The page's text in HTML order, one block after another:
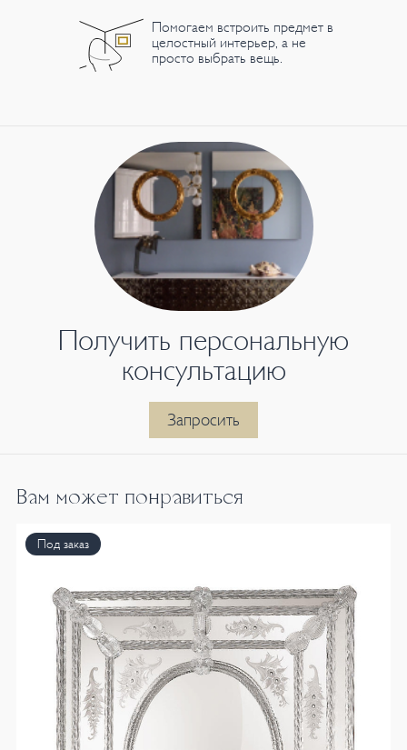
Помогаем встроить предмет в
целостный интерьер, а не
просто выбрать вещь.
Получить персональную
консультацию
Запросить
Вам может понравиться
Под заказ